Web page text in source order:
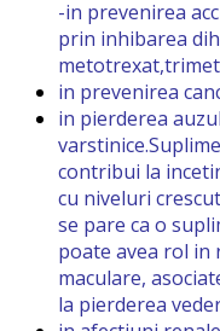
-in prevenirea
prin inhibarea
in prevenirea
in pierderea
contribui la
cu niveluri
se pare ca o
poate avea rol in
maculare,
la pierderea